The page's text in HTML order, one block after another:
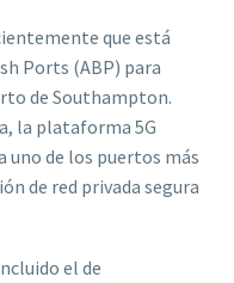
que está
Ports (ABP) para
de Southampton.
la plataforma 5G
uno de los puertos más
de red privada segura
el de